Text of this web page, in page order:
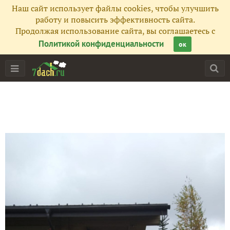
Наш сайт использует файлы cookies, чтобы улучшить
работу и повысить эффективность сайта.
Продолжая использование сайта, вы соглашаетесь с
Политикой конфиденциальности
ок
Главная